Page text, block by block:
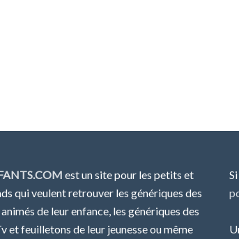
est un site pour les petits et
qui veulent retrouver les génériques des
de leur enfance, les génériques des
et feuilletons de leur jeunesse ou même